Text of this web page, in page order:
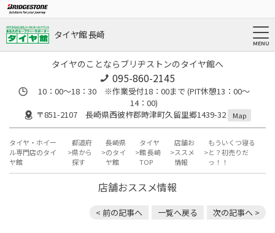
タイヤ館 長崎
タイヤのことならブリヂストンのタイヤ館へ
095-860-2145
10：00～18：30 ※作業受付18：00まで (PIT休憩13：00～
14：00)
〒851-2107 長崎県西彼杵郡時津町久留里郷1439-32
Map
タイヤ・ホイー
ル専門店のタイ
ヤ館
都道府
県から
探す
長崎県
のタイ
ヤ館
タイヤ
館 長崎
TOP
店舗お
ススメ
情報
もういくつ寝る
と？初売りだ
っ！！
店舗おススメ情報
< 前の記事へ 一覧へ戻る 次の記事へ >